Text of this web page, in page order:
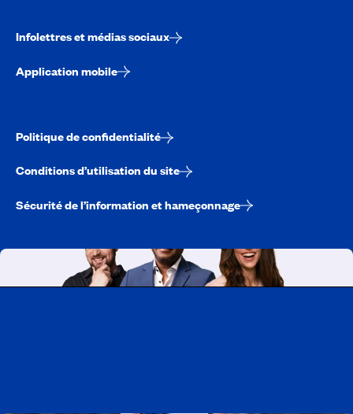
Infolettres et médias sociaux
Application mobile
Politique de confidentialité
Conditions d’utilisation du site
Sécurité de l’information et hameçonnage